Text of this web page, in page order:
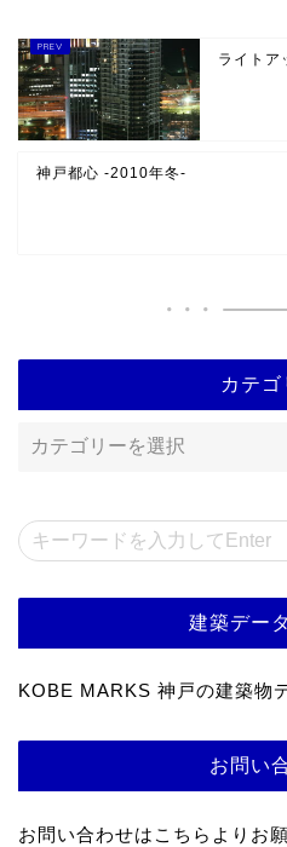
ライトア
神戸都心 -2010年冬-
カテゴ
建築デー
KOBE MARKS 神戸の建築物
お問い
お問い合わせはこちらよりお